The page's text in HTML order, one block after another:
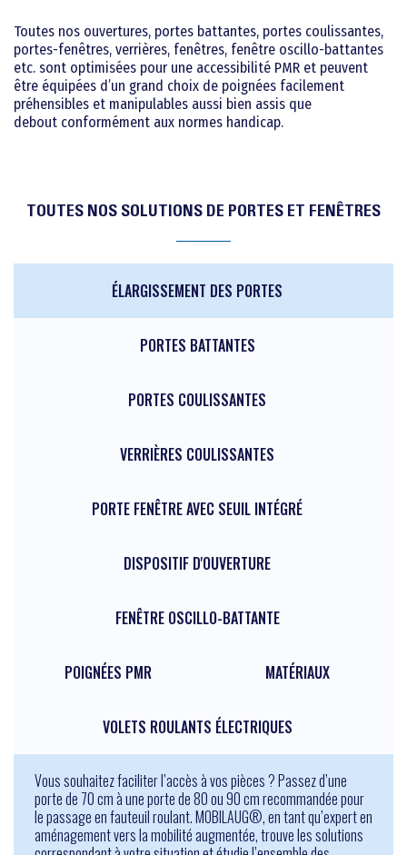
Toutes nos ouvertures, portes battantes, portes coulissantes,
portes-fenêtres, verrières, fenêtres, fenêtre oscillo-battantes
etc. sont optimisées pour une accessibilité PMR et peuvent
être équipées d’un grand choix de poignées facilement
préhensibles et manipulables aussi bien assis que
debout conformément aux normes handicap.
TOUTES NOS SOLUTIONS DE PORTES ET FENÊTRES
ÉLARGISSEMENT DES PORTES
PORTES BATTANTES
PORTES COULISSANTES
VERRIÈRES COULISSANTES
PORTE FENÊTRE AVEC SEUIL INTÉGRÉ
DISPOSITIF D'OUVERTURE
FENÊTRE OSCILLO-BATTANTE
POIGNÉES PMR MATÉRIAUX
VOLETS ROULANTS ÉLECTRIQUES
Vous souhaitez faciliter l’accès à vos pièces ? Passez d’une
porte de 70 cm à une porte de 80 ou 90 cm recommandée pour
le passage en fauteuil roulant. MOBILAUG®, en tant qu’expert en
aménagement vers la mobilité augmentée, trouve les solutions
Pour les séniors
Travaux pour Tous